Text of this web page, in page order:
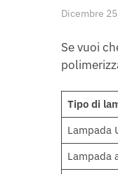
Dicembre
Se vuoi
Tipo di
Lampada
Lampada